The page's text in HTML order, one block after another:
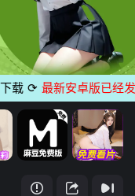
⟳ 最新安卓版已经发布